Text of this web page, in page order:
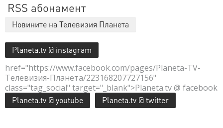
RSS абонамент
Новините на Телевизия Планета
Planeta.tv @ instagram
href="https://www.facebook.com/pages/Planeta-TV-
Телевизия-Планета/223168207727156"
class="tag_social" target="_blank">Planeta.tv @ facebook
Planeta.tv @ youtube Planeta.tv @ twitter